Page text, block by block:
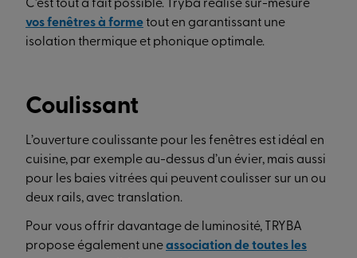
C’est tout à fait possible. Tryba réalise sur-mesure
vos fenêtres à formetout en garantissant une
isolation thermique et phonique optimale.
Coulissant
L’ouverture coulissante pour les fenêtres est idéal en
cuisine, par exemple au-dessus d’un évier, mais aussi
pour les baies vitrées qui peuvent coulisser sur un ou
deux rails, avec translation.
Pour vous offrir davantage de luminosité, TRYBA
propose également uneassociation de toutes les